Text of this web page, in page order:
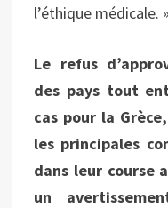
l’éthique médicale. »
Le refus
des pays tout
cas pour la
les principales
dans leur course
un